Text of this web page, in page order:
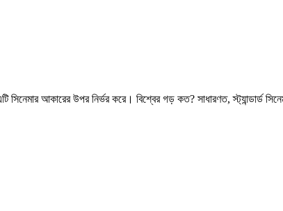
আকারের উপর নির্ভর করে। বিশ্বের গড় কত? সাধারণত, স্ট্যান্ডার্ড